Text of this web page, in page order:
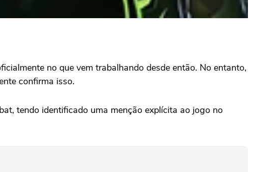
no que vem trabalhando desde então. No entanto,
confirma isso.
tendo identificado uma menção explícita ao jogo no